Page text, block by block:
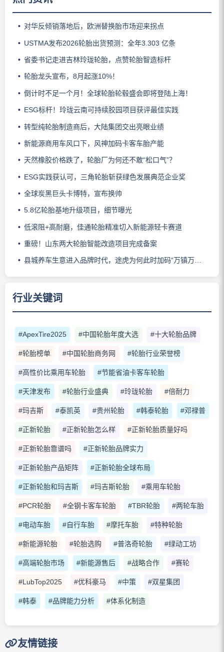
对华反倾销落地后，欧洲替换胎市场迎来拐点
USTMA发布2026轮胎出货预测：全年3.303 亿条
省委书记走进吉林玲珑轮胎，点赞轮胎智造标杆
轮胎龙头宣布，8月起涨10%！
倒计时不足一个月！全球轮胎轮毂盛会即将登陆上海！
ESG标杆！玲珑云南可持续胶园项目获评最佳实践
转型纯轮胎制造商后，大陆集团交出亮眼业绩
新能源商用车风口下，风神加码卡客车胎产能
天然橡胶价格跌了，轮胎厂为何还不敢“松口气”？
ESG实践获认可，三角轮胎斩获绿色发展典范企业奖
全球炭黑巨头卡博特，宣布换帅
5.8亿轮胎基地升级项目，细节曝光
低滚阻+高耐磨，佳通轮胎精准切入新能源轻卡赛道
重磅！山东两大轮胎智能改造项目完成备案
县城养车生意进入品牌时代，途虎为何此时加码“万镇万店”？
行业关键词
#ApexTire2025 #中国轮胎年度大选 #十大轮胎品牌
#轮胎榜单 #中国轮胎商务网 #轮胎行业荣誉榜
#高性价比乘用车轮胎 #节能省油卡客车轮胎
#天津发布 #轮胎行业盛典 #玲珑轮胎 #倍耐力
#玛吉斯 #泰凯英 #贵州轮胎 #韩泰轮胎 #邓禄普
#正新轮胎 #正新轮胎怎么样 #正新轮胎质量好吗
#正新轮胎靠谱吗 #正新轮胎品牌实力
#正新轮胎产品矩阵 #正新轮胎全球布局
#正新轮胎和玛吉斯 #玛吉斯轮胎 #乘用车轮胎
#PCR轮胎 #全钢卡客车轮胎 #TBR轮胎 #两轮车胎
#电动车胎 #自行车胎 #摩托车胎 #特种轮胎
#新能源轮胎 #轮胎选购 #普洛奇轮胎 #绿动工坊
#高端轮胎市场 #新能源售后 #战略合作 #赛轮
#LubTop2025 #优科豪马 #中策 #双星集团
#韩泰 #品牌能力分析 #体系化制造
友情链接